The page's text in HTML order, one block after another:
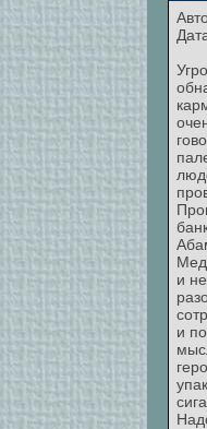
и
и